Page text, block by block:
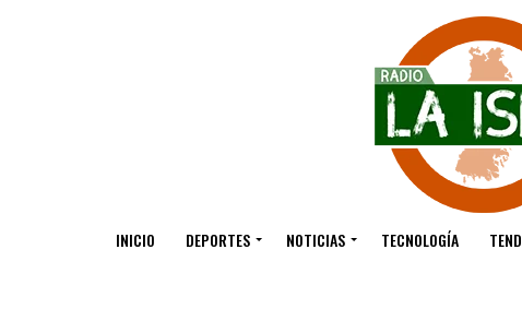
INICIO DEPORTES NOTICIAS TECNOLOGÍA